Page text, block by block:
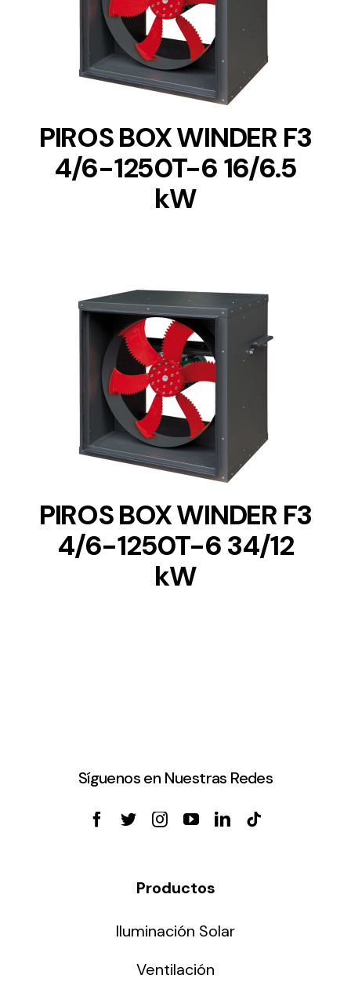
DETAILS
PIROS BOX WINDER F3
4/6-1250T-6 16/6.5
kW
DETAILS
PIROS BOX WINDER F3
4/6-1250T-6 34/12
kW
Síguenos en Nuestras Redes
Productos
Iluminación Solar
Ventilación